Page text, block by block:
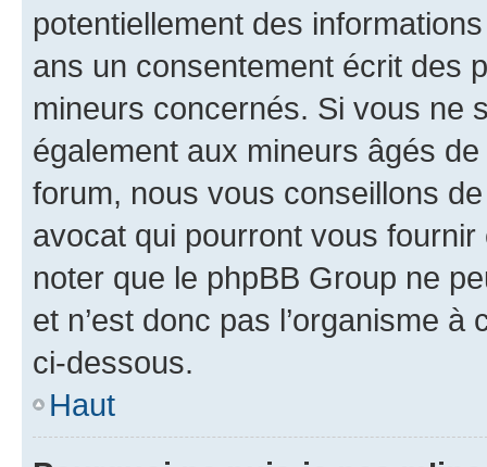
potentiellement des
ans un consentement écrit des
mineurs concernés. Si vous ne
également aux mineurs âgés
forum, nous vous conseillons
avocat qui pourront vous
noter que le phpBB Group ne
et n’est donc pas l’organisme
ci-dessous.
Haut